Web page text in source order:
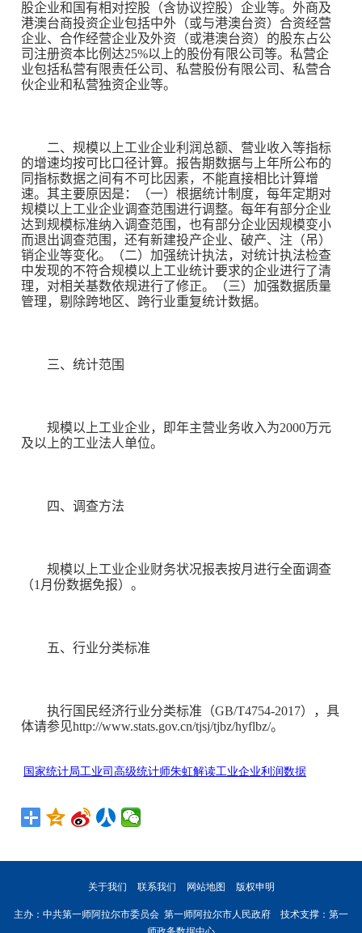
股企业和国有相对控股（含协议控股）企业等。外商及
港澳台商投资企业包括中外（或与港澳台资）合资经营
企业、合作经营企业及外资（或港澳台资）的股东占公
司注册资本比例达25%以上的股份有限公司等。私营企
业包括私营有限责任公司、私营股份有限公司、私营合
伙企业和私营独资企业等。
二、规模以上工业企业利润总额、营业收入等指标
的增速均按可比口径计算。报告期数据与上年所公布的
同指标数据之间有不可比因素，不能直接相比计算增
速。其主要原因是：（一）根据统计制度，每年定期对
规模以上工业企业调查范围进行调整。每年有部分企业
达到规模标准纳入调查范围，也有部分企业因规模变小
而退出调查范围，还有新建投产企业、破产、注（吊）
销企业等变化。（二）加强统计执法，对统计执法检查
中发现的不符合规模以上工业统计要求的企业进行了清
理，对相关基数依规进行了修正。（三）加强数据质量
管理，剔除跨地区、跨行业重复统计数据。
三、统计范围
规模以上工业企业，即年主营业务收入为2000万元
及以上的工业法人单位。
四、调查方法
规模以上工业企业财务状况报表按月进行全面调查
（1月份数据免报）。
五、行业分类标准
执行国民经济行业分类标准（GB/T4754-2017），具
体请参见http://www.stats.gov.cn/tjsj/tjbz/hyflbz/。
国家统计局工业司高级统计师朱虹解读工业企业利润数据
关于我们 联系我们 网站地图 版权申明
主办：中共第一师阿拉尔市委员会 第一师阿拉尔市人民政府 技术支撑：第一